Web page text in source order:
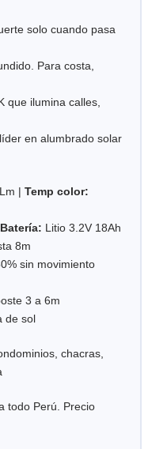
solo cuando pasa
Para costa,
que ilumina calles,
en alumbrado solar
| Temp color:
Batería: Litio 3.2V 18Ah
8m
sin movimiento
3 a 6m
de sol
chacras,
todo Perú. Precio